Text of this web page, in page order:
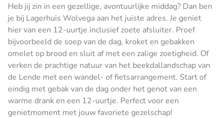
Heb jij zin in een gezellige, avontuurlijke middag? Dan ben
je bij Lagerhuis Wolvega aan het juiste adres. Je geniet
hier van een 12-uurtje inclusief zoete afsluiter. Proef
bijvoorbeeld de soep van de dag, kroket en gebakken
omelet op brood en sluit af met een zalige zoetigheid. Of
verken de prachtige natuur van het beekdallandschap van
de Lende met een wandel- of fietsarrangement. Start of
eindig met gebak van de dag onder het genot van een
warme drank en een 12-uurtje. Perfect voor een
genietmoment met jouw favoriete gezelschap!